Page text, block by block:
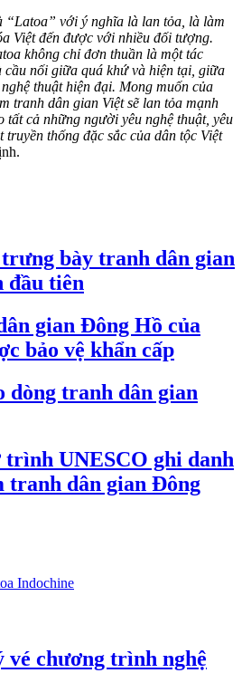
“Latoa” với ý nghĩa là lan tỏa, là làm
Việt đến được với nhiều đối tượng.
không chỉ đơn thuần là một tác
cầu nối giữa quá khứ và hiện tại, giữa
thuật hiện đại. Mong muốn của
tranh dân gian Việt sẽ lan tỏa mạnh
tất cả những người yêu nghệ thuật, yêu
truyền thống đặc sắc của dân tộc Việt
bày tranh dân gian
đầu tiên
gian Đông Hồ của
bảo vệ khẩn cấp
dòng tranh dân gian
trình UNESCO ghi danh
tranh dân gian Đông
Indochine
vé chương trình nghệ